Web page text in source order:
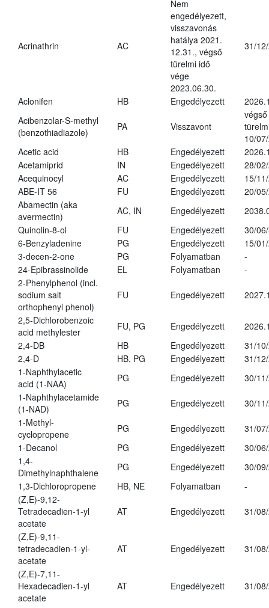
Acrinathrin AC
Nem
engedélyezett,
visszavonás
hatálya 2021.
12.31., végső
türelmi idő
vége
2023.06.30.
31/
Aclonifen HB Engedélyezett
Acibenzolar-S-methyl
(benzothiadiazole)
PA Visszavont
végső
10/
Acetic acid
HB Engedélyezett
Acetamiprid
IN Engedélyezett
28/
Acequinocyl
AC Engedélyezett
15/
ABE-IT 56
FU Engedélyezett
20/
Abamectin (aka
avermectin)
AC, IN Engedélyezett
Quinolin-8-ol
FU Engedélyezett
30/
6-Benzyladenine
PG Engedélyezett
15/
3-decen-2-one
PG Folyamatban
-
24-Epibrassinolide
EL Folyamatban
-
2-Phenylphenol (incl.
sodium salt
orthophenyl phenol)
FU Engedélyezett
2,5-Dichlorobenzoic
acid methylester
FU, PG Engedélyezett
2,4-DB
HB Engedélyezett
31/
2,4-D
HB, PG Engedélyezett
31/
1-Naphthylacetic
acid (1-NAA)
PG Engedélyezett
30/
1-Naphthylacetamide
(1-NAD)
PG Engedélyezett
30/
1-Methyl-
cyclopropene
PG Engedélyezett
31/
1-Decanol
PG Engedélyezett
30/
1,4-
Dimethylnaphthalene
PG Engedélyezett
30/
1,3-Dichloropropene
HB, NE Folyamatban
-
(Z,E)-9,12-
Tetradecadien-1-yl
acetate
AT Engedélyezett 31/
(Z,E)-9,11-
tetradecadien-1-yl-
acetate
AT Engedélyezett 31/
(Z,E)-7,11-
Hexadecadien-1-yl
acetate
AT Engedélyezett 31/